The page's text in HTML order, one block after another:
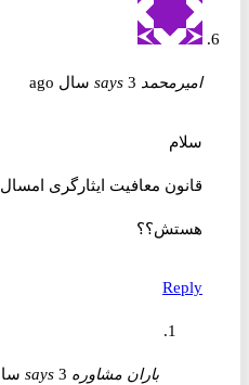
امیرمحمد says 3 سال ago
سلام
هستش؟؟
Reply
باران مشاوره says 3 سال ago